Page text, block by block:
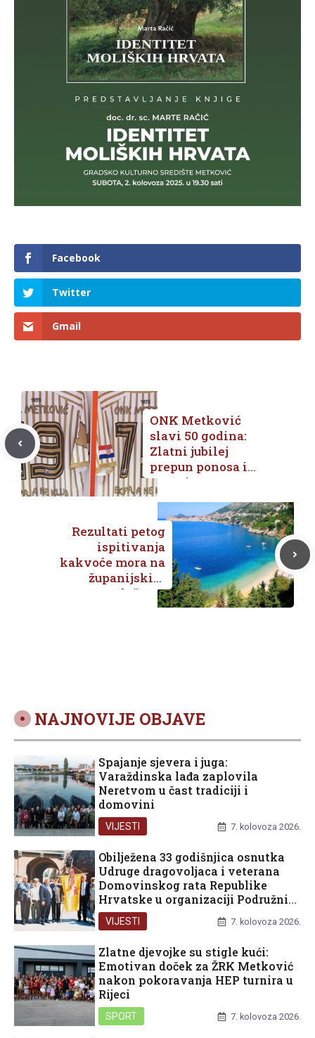
Facebook
Twitter
Gmail
ONK Metković
slavi 50 godina:
Zlatni jubilej
prepun ponosa i
strasti
Rezultati petog
ispitivanja
kakvoće mora na
županijskim
plažama
NAJNOVIJE OBJAVE
Spajanje sjevera i juga:
Varaždinska lađa zaplovila
Neretvom u čast tradiciji i
domovini
VIJESTI 7. kolovoza 2026.
Obilježena 33 godišnjica osnutka
Udruge dragovoljaca i veterana
Domovinskog rata Republike
Hrvatske u organizaciji Podružnice
Dubrovačko-neretvanske županije
VIJESTI 7. kolovoza 2026.
Zlatne djevojke su stigle kući:
Emotivan doček za ŽRK Metković
nakon pokoravanja HEP turnira u
Rijeci
SPORT 7. kolovoza 2026.